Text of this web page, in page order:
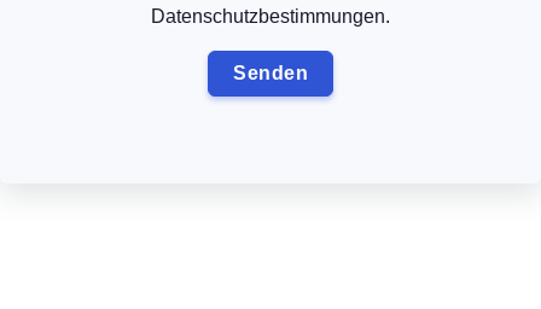
Datenschutzbestimmungen.